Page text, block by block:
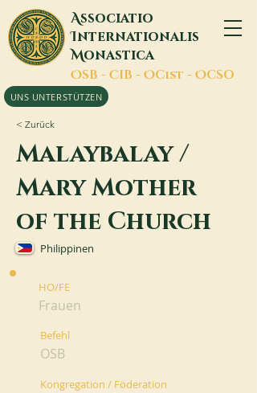
Associatio
Internationalis
Monastica
OSB - CIB - OCist - OCSO
UNS UNTERSTÜTZEN
< Zurück
Malaybalay /
Mary Mother
of the Church
Philippinen
HO/FE
Frauen
Befehl
OSB
Kongregation / Föderation